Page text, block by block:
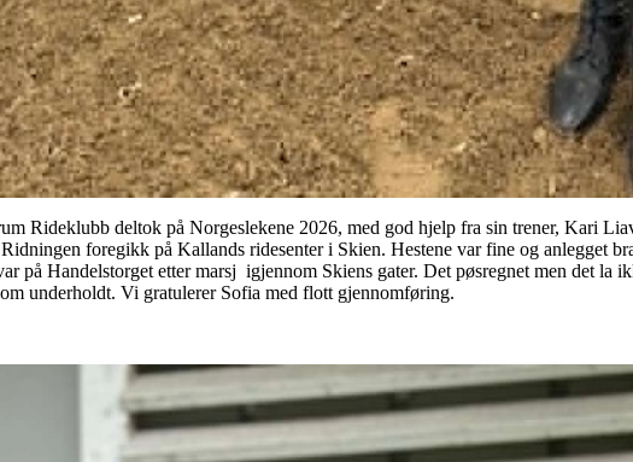
Rideklubb deltok på Norgeslekene 2026, med god hjelp fra sin trener, Kari
foregikk på Kallands ridesenter i Skien. Hestene var fine og anlegget
på Handelstorget etter marsj igjennom Skiens gater. Det pøsregnet men det la
underholdt. Vi gratulerer Sofia med flott gjennomføring.